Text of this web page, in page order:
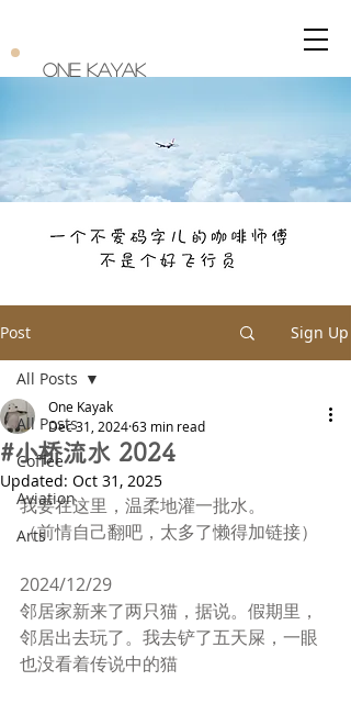
One Kayak
Post Sign Up
All Posts
Coffee
Aviation
Arts
All Posts
#小桥流水 2024
One Kayak
Dec 31, 202463 min read
Updated: Oct 31, 2025
我要在这里，温柔地灌一批水。
（前情自己翻吧，太多了懒得加链接）
2024/12/29
邻居家新来了两只猫，据说。假期里，
邻居出去玩了。我去铲了五天屎，一眼
也没看着传说中的猫